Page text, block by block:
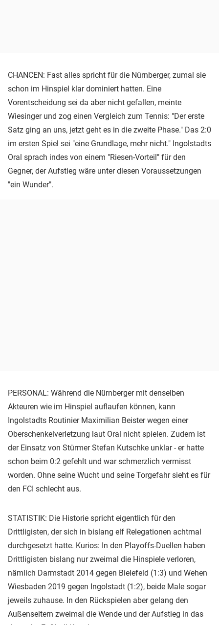
CHANCEN: Fast alles spricht für die Nürnberger, zumal sie
schon im Hinspiel klar dominiert hatten. Eine
Vorentscheidung sei da aber nicht gefallen, meinte
Wiesinger und zog einen Vergleich zum Tennis: "Der erste
Satz ging an uns, jetzt geht es in die zweite Phase." Das 2:0
im ersten Spiel sei "eine Grundlage, mehr nicht." Ingolstadts
Oral sprach indes von einem "Riesen-Vorteil" für den
Gegner, der Aufstieg wäre unter diesen Voraussetzungen
"ein Wunder".
PERSONAL: Während die Nürnberger mit denselben
Akteuren wie im Hinspiel auflaufen können, kann
Ingolstadts Routinier Maximilian Beister wegen einer
Oberschenkelverletzung laut Oral nicht spielen. Zudem ist
der Einsatz von Stürmer Stefan Kutschke unklar - er hatte
schon beim 0:2 gefehlt und war schmerzlich vermisst
worden. Ohne seine Wucht und seine Torgefahr sieht es für
den FCI schlecht aus.
STATISTIK: Die Historie spricht eigentlich für den
Drittligisten, der sich in bislang elf Relegationen achtmal
durchgesetzt hatte. Kurios: In den Playoffs-Duellen haben
Drittligisten bislang nur zweimal die Hinspiele verloren,
nämlich Darmstadt 2014 gegen Bielefeld (1:3) und Wehen
Wiesbaden 2019 gegen Ingolstadt (1:2), beide Male sogar
jeweils zuhause. In den Rückspielen aber gelang den
Außenseitern zweimal die Wende und der Aufstieg in das